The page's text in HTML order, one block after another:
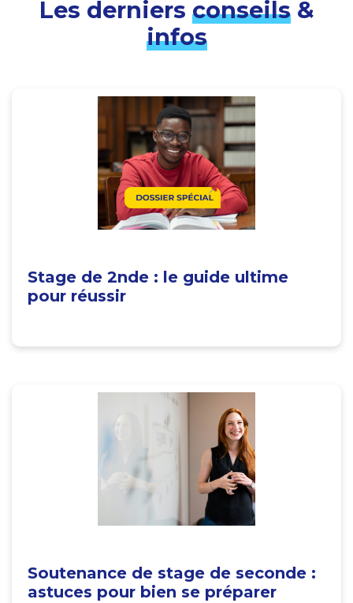
Les derniers conseils&
infos
Stage de 2nde : le guide ultime
pour réussir
Soutenance de stage de seconde :
astuces pour bien se préparer